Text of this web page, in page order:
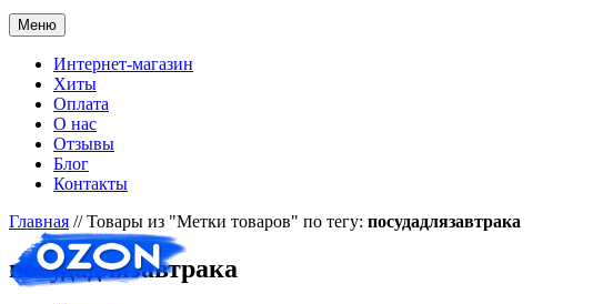
Меню
Интернет-магазин
Хиты
Оплата
О нас
Отзывы
Блог
Контакты
Главная //Товары из "Метки товаров" по тегу: посудадлязавтрака
посудадлязавтрака